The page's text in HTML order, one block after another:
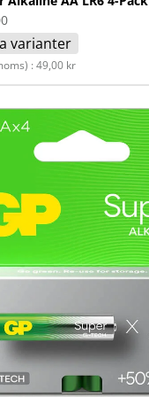
varianter
: 49,00 kr